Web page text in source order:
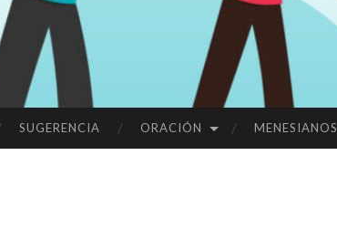
SUGERENCIA ORACIÓN MENESIANOS